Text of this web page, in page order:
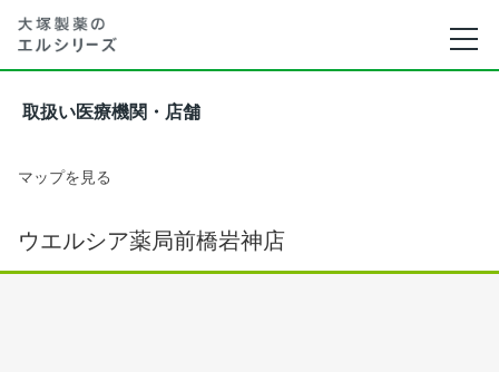
取扱い医療機関・店舗
マップを見る
ウエルシア薬局前橋岩神店